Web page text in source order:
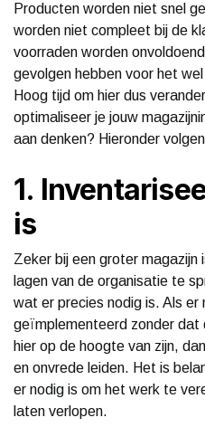
Producten worden niet snel
worden niet compleet bij de
voorraden worden
gevolgen hebben voor het
Hoog tijd om hier dus
optimaliseer je jouw
aan denken? Hieronder
1.
is
Zeker bij een groter magazijn
lagen van de organisatie te
wat er precies nodig is. Als
geïmplementeerd zonder dat
hier op de hoogte van zijn,
en onvrede leiden. Het is
er nodig is om het werk te
laten verlopen.